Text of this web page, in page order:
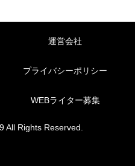
運営会社
プライバシーポリシー
WEBライター募集
All Rights Reserved.